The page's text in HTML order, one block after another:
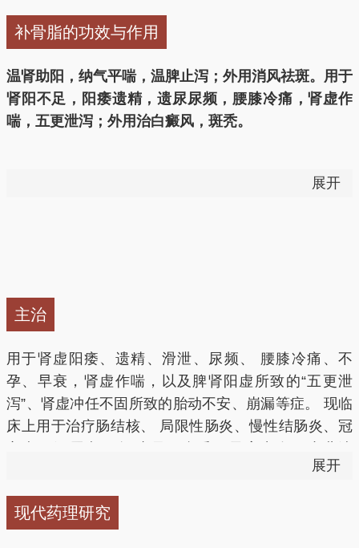
补骨脂的功效与作用
温肾助阳，纳气平喘，温脾止泻；外用消风祛斑。用于
肾阳不足，阳痿遗精，遗尿尿频，腰膝冷痛，肾虚作
喘，五更泄泻；外用治白癜风，斑秃。
补肾壮阳，固精缩尿（肾虚阳痿，腰膝冷痛证）用治肾
阳不足,命门火衰之腰膝冷痛、痿软无力等症，可与菟
丝子、核桃仁等配伍为用；用治肾虚不固之遗精滑精、
遗尿尿频，常与菟丝子、益智仁等配伍同用。
温脾止泻（五更泄泻证）用治脾肾虚寒之五更泄泻，常
纳气平喘（肾不纳气之虚喘证）用治肾阳虚衰，肾不纳
展开
主治
用于肾虚阳痿、遗精、滑泄、尿频、 腰膝冷痛、不
孕、早衰，肾虚作喘，以及脾肾阳虚所致的“五更泄
泻”、肾虚冲任不固所致的胎动不安、崩漏等症。 现临
床上用于治疗肠结核、 局限性肠炎、慢性结肠炎、冠
尿、白细胞减少症、外阴白斑、阴道滴虫、扁平抚、寻
常抚、慢性湿修、汗斑等。
展开
现代药理研究